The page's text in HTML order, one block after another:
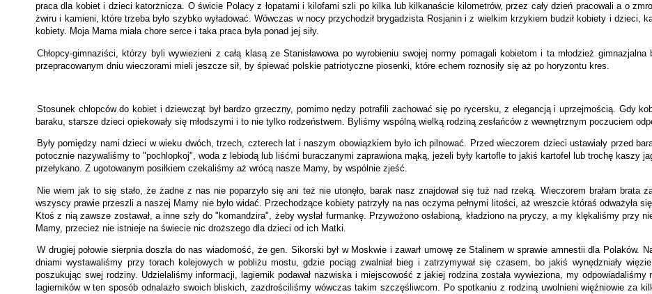
praca dla kobiet i dzieci katorżnicza. O świcie Polacy z łopatami i kilofami szli po kilka lub kilkanaście kilometrów, przez cały dzień pracowali a o
żwiru i kamieni, które trzeba było szybko wyładować. Wówczas w nocy przychodził brygadzista Rosjanin i z wielkim krzykiem budził kobiety i dzieci,
kobiety. Moja Mama miała chore serce i taka praca była ponad jej siły.
Chłopcy-gimnaziści, którzy byli wywiezieni z całą klasą ze Stanisławowa po wyrobieniu swojej normy pomagali kobietom i ta młodzież
przepracowanym dniu wieczorami mieli jeszcze sił, by śpiewać polskie patriotyczne piosenki, które echem roznosiły się aż po horyzontu kres.
Stosunek chłopców do kobiet i dziewcząt był bardzo grzeczny, pomimo nędzy potrafili zachować się po rycersku, z elegancją i uprzejmością. Gdy
baraku, starsze dzieci opiekowały się młodszymi i to nie tylko rodzeństwem. Byliśmy wspólną wielką rodziną zesłańców z wewnętrznym poczuciem
Były pomiędzy nami dzieci w wieku dwóch, trzech, czterech lat i naszym obowiązkiem było ich pilnować. Przed wieczorem dzieci ustawiały przed
potocznie nazywaliśmy to "pochlopkoj", woda z lebiodą lub liśćmi buraczanymi zaprawiona mąką, jeżeli były kartofle to jakiś kartofel lub trochę kaszy
przełykano. Z ugotowanym posiłkiem czekaliśmy aż wrócą nasze Mamy, by wspólnie zjeść.
Nie wiem jak to się stało, że żadne z nas nie poparzyło się ani też nie utonęło, barak nasz znajdował się tuż nad rzeką. Wieczorem brałam
wszyscy prawie przeszli a naszej Mamy nie było widać. Przechodzące kobiety patrzyły na nas oczyma pełnymi litości, aż wreszcie któraś odważyła
Ktoś z nią zawsze zostawał, a inne szły do "komandzira", żeby wysłał furmankę. Przywożono osłabioną, kładziono na pryczy, a my klękaliśmy przy
Mamy, przecież nie istnieje na świecie nic droższego dla dzieci od ich Matki.
W drugiej połowie sierpnia doszła do nas wiadomość, że gen. Sikorski był w Moskwie i zawarł umowę ze Stalinem w sprawie amnestii dla Polaków.
dniami wystawaliśmy przy torach kolejowych w pobliżu mostu, gdzie pociąg zwalniał bieg i zatrzymywał się czasem, bo jakiś wynędzniały
poszukując swej rodziny. Udzielaliśmy informacji, lagiernik podawał nazwiska i miejscowość z jakiej rodzina została wywieziona, my
lagierników w ten sposób odnalazło swoich bliskich, zazdrościliśmy wówczas takim szczęśliwcom. Po spotkaniu z rodziną uwolnieni więźniowie za